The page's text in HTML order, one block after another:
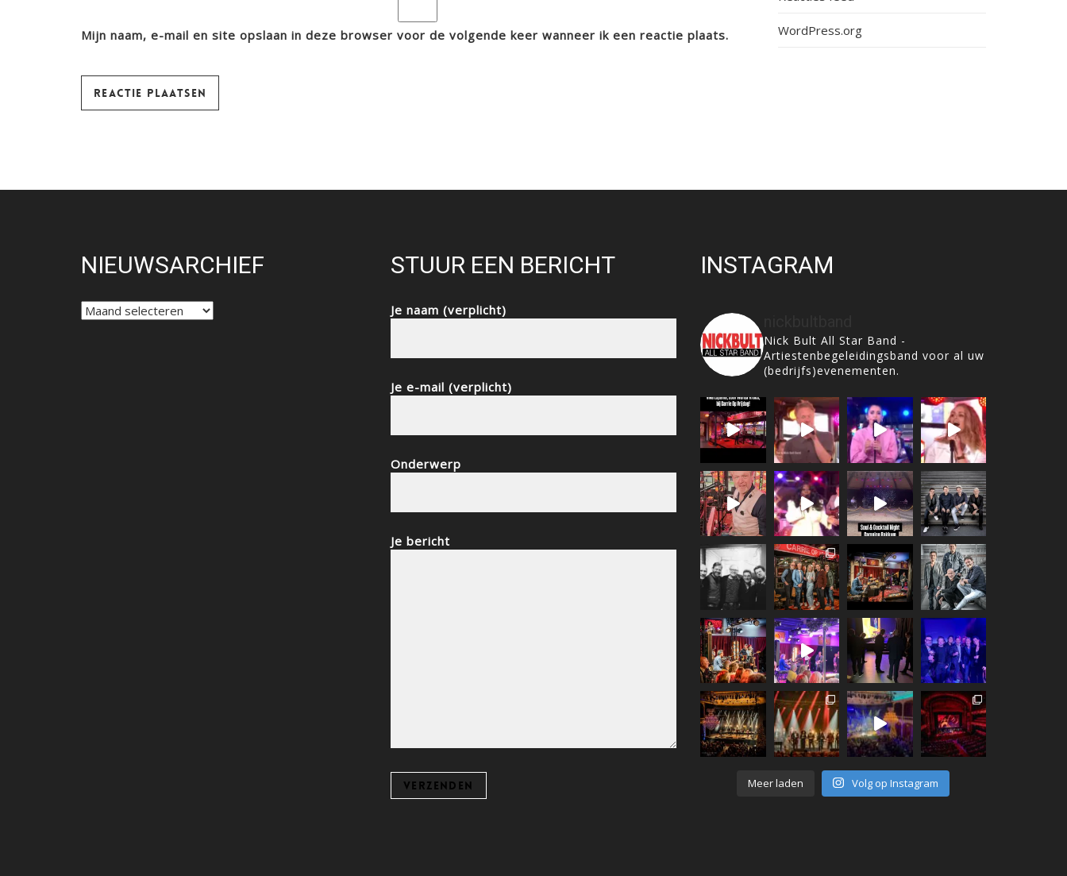
Mijn naam, e-mail en site opslaan in deze browser voor de volgende keer wanneer ik een reactie plaats. WordPress.org
NIEUWSARCHIEF
NIEUWSARCHIEF
STUUR EEN BERICHT
Je naam (verplicht)
Je e-mail (verplicht)
Onderwerp
Je bericht
INSTAGRAM
Nick Bult All Star Band -
Artiestenbegeleidingsband voor al uw
(bedrijfs)evenementen.
Meer laden Volg op Instagram